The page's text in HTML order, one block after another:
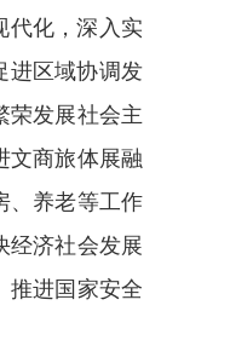
代化，深入实
进区域协调发
荣发展社会主
文商旅体展融
、养老等工作
经济社会发展
推进国家安全